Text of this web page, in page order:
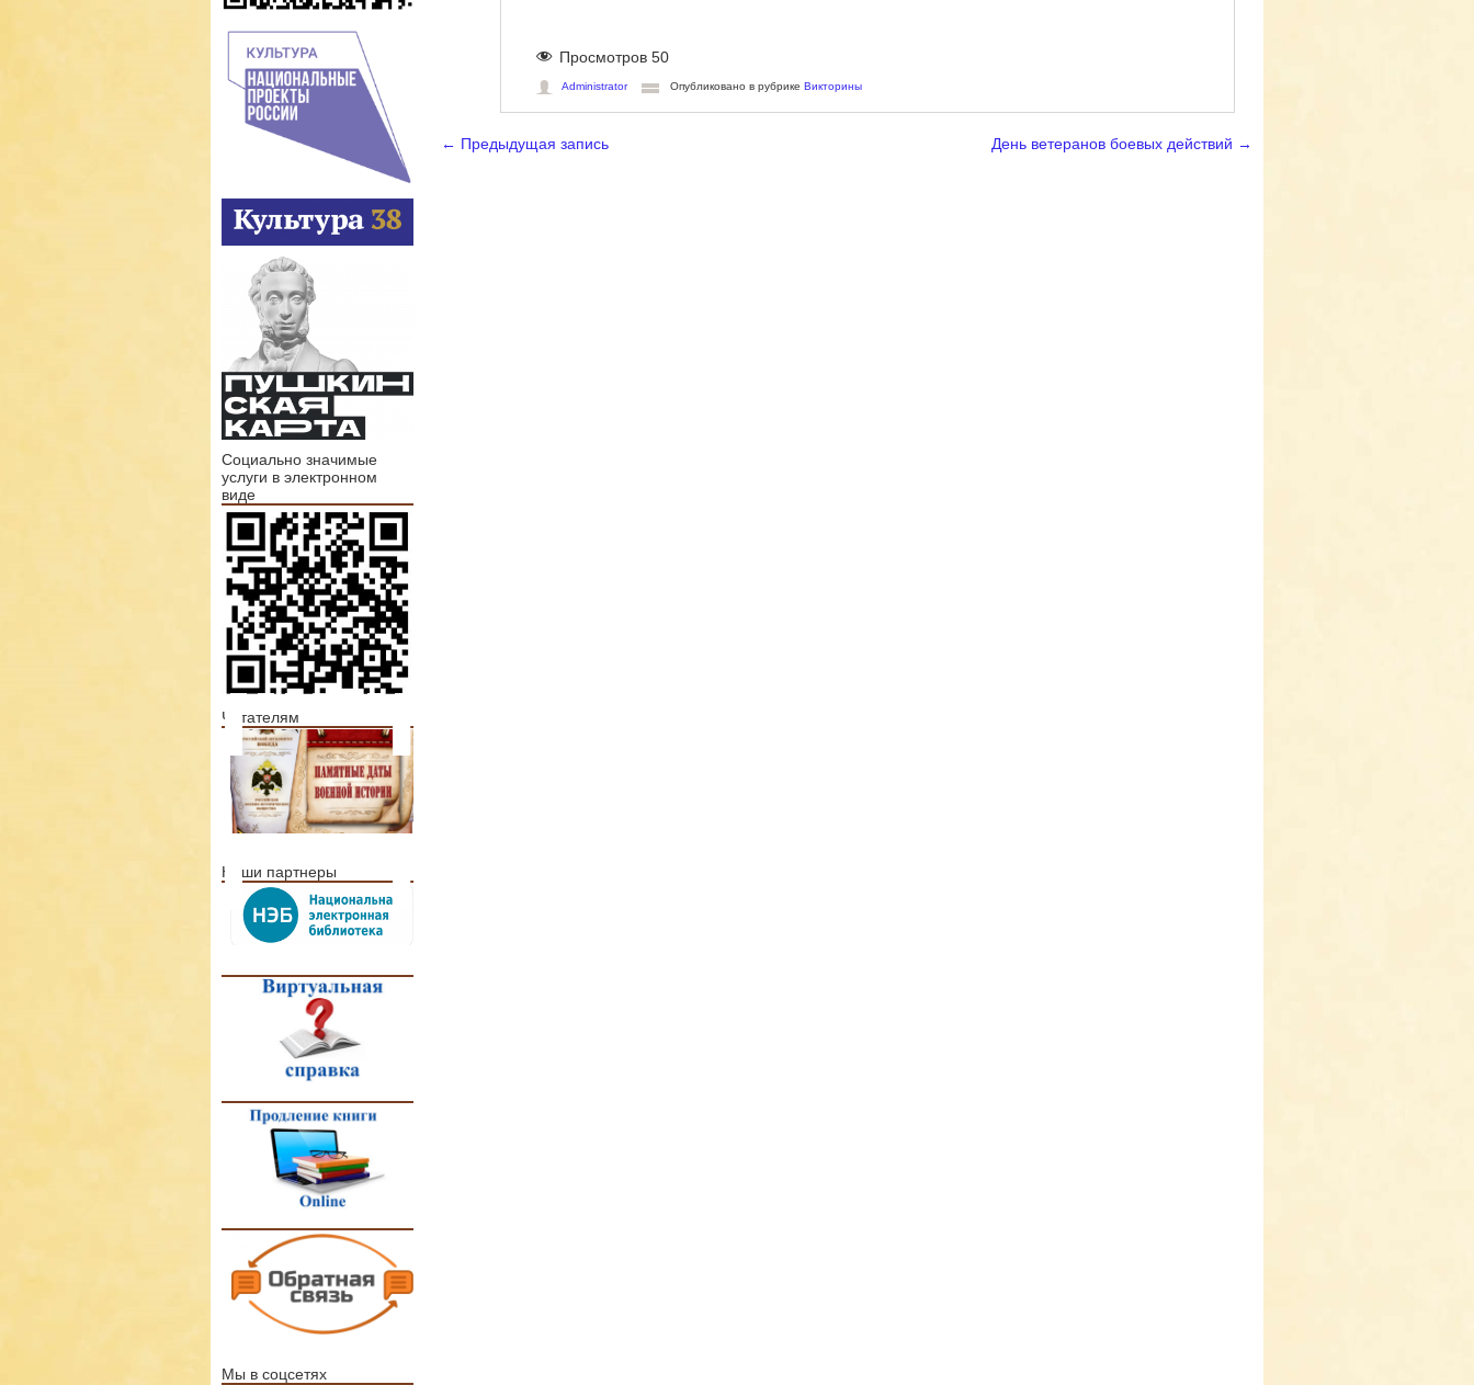
Просмотров 50
Administrator Опубликовано в рубрикеВикторины
Навигация по записям
← Предыдущая запись День ветеранов боевых действий →
Социально значимые
услуги в электронном
виде
Читателям
Наши партнеры
Мы в соцсетях